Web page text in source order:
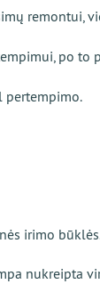
remontui,
po to
pertempimo.
irimo
nukreipta